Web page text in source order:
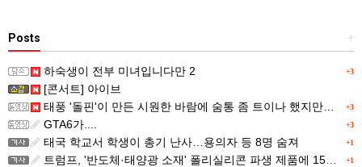
+
Posts
+3
하숙생이 전부 미녀입니다만 2
[콘서트] 아이브
+3
태풍 '돌핀'이 만든 시원한 바람에 숨통 좀 트이나 했지만…
+3
GTA6가....
+1
태국 학교서 학생이 총기 난사…용의자 등 8명 숨져
+1
트럼프, '반도체·태양광 소재' 폴리실리콘 파생 제품에 15% 관세...한국 기업도 영향